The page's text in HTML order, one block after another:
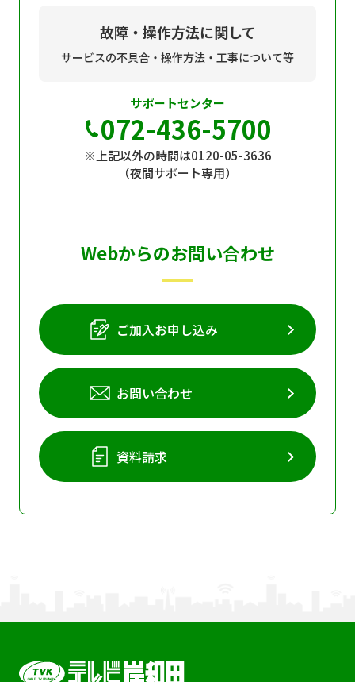
故障・操作方法に関して
サービスの不具合・操作方法・工事について等
サポートセンター
072-436-5700
※上記以外の時間は0120-05-3636
（夜間サポート専用）
Webからのお問い合わせ
ご加入お申し込み
お問い合わせ
資料請求